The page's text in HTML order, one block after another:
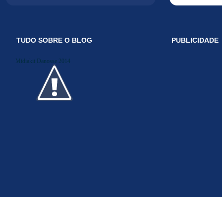
TUDO SOBRE O BLOG
Midiakit Danosse 2014
PUBLICIDADE